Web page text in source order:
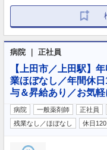
病院 ｜ 正社員
【上田市／上田駅】
業ほぼなし／年間休
与＆昇給あり／お気
病院 一般薬剤師 正社員
残業なし／ほぼなし
休日120